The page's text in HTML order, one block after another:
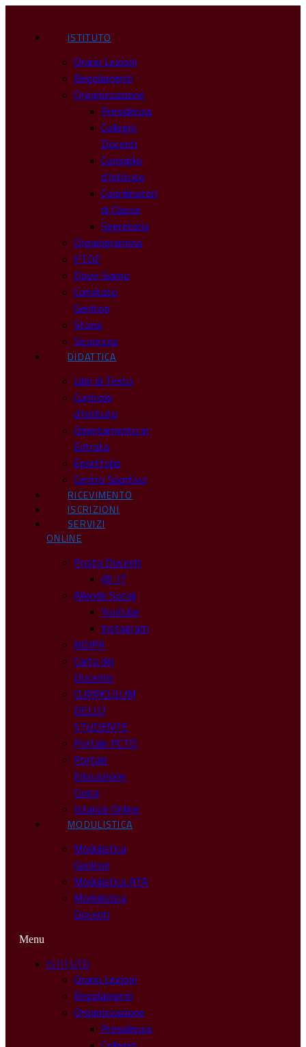
ISTITUTO
Orario Lezioni
Regolamenti
Organizzazione
Presidenza
Collegio
Docenti
Consiglio
d’Istituto
Coordinatori
di Classe
Segreteria
Organigramma
PTOF
Dove Siamo
Comitato
Genitori
Storia
Sicurezza
DIDATTICA
Libri di Testo
Curricolo
d’Istituto
Orientamento in
Entrata
Eportfolio
Centro Sportivo
RICEVIMENTO
ISCRIZIONI
SERVIZI
ONLINE
Posta Docenti
@ .IT
Allende Social
Youtube
Instagram
NOIPA
Carta del
Docente
CURRICULUM
DELLO
STUDENTE
Portale PCTO
Portale
Educazione
Civica
Istanze Online
MODULISTICA
Modulistica
Genitori
Modulistica ATA
Modulistica
Docenti
Menu
ISTITUTO
Orario Lezioni
Regolamenti
Organizzazione
Presidenza